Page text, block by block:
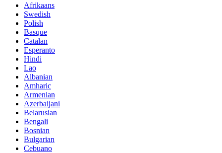
Afrikaans
Swedish
Polish
Basque
Catalan
Esperanto
Hindi
Lao
Albanian
Amharic
Armenian
Azerbaijani
Belarusian
Bengali
Bosnian
Bulgarian
Cebuano